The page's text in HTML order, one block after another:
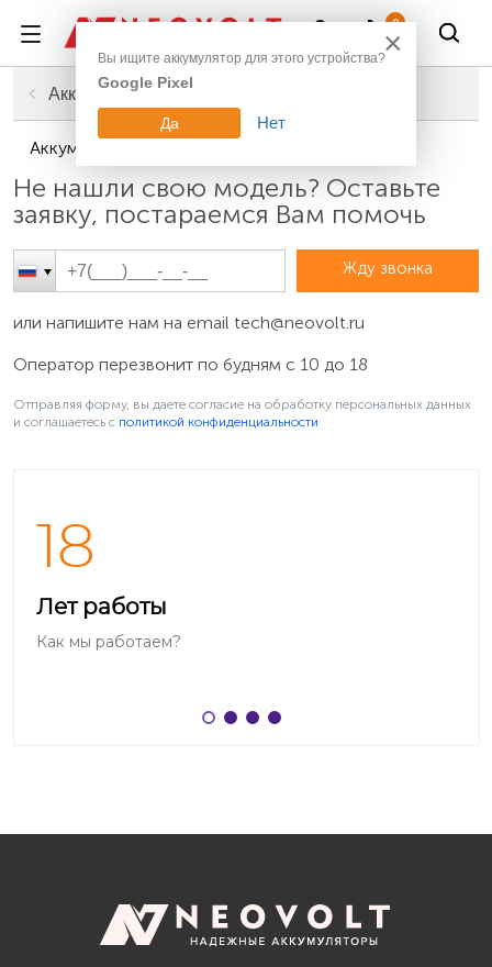
0
Главная
Смартфоны, планшеты, гаджеты
Аккумуляторы для телефонов
Аккумуляторы для телефонов Toshiba
Не нашли свою модель? Оставьте
заявку, постараемся Вам помочь
Жду звонка
или напишите нам на email tech@neovolt.ru
Оператор перезвонит по будням с 10 до 18
Отправляя форму, вы даете согласие на обработку персональных данных
и соглашаетесь c политикой конфиденциальности
18
Лет работы
Как мы работаем?
×
Вы ищите аккумулятор для этого устройства?
Google Pixel
Да Нет